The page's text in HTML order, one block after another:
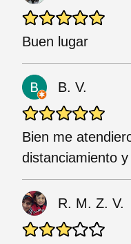
Buen lugar
B. V.
Bien me
distanciamiento
R. M. Z. V.